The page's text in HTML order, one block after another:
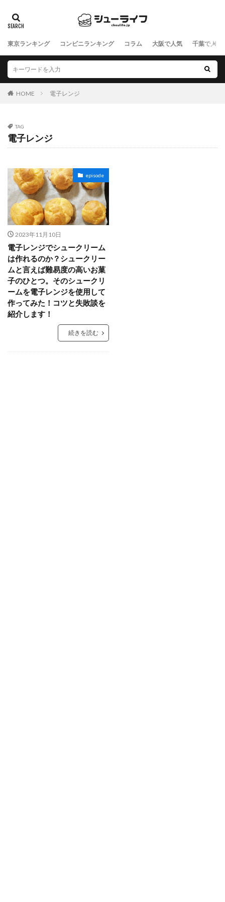
東京ランキング コンビニランキング コラム 大阪で人気 千葉で人気
HOME 電子レンジ
TAG
電子レンジ
episode
2023年11月10日
電子レンジでシュークリーム
は作れるのか？シュークリー
ムと言えば難易度の高いお菓
子のひとつ。そのシュークリ
ームを電子レンジを使用して
作ってみた！コツと失敗談を
紹介します！
続きを読む